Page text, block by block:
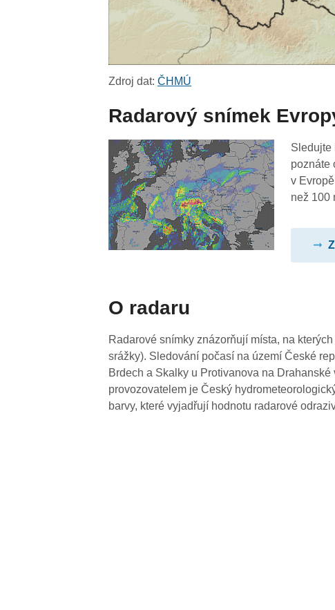
Zdroj dat:ČHMÚ
Radarový snímek
Sledujte
poznáte
v
než 100
O radaru
Radarové snímky znázorňují místa, na
srážky). Sledování počasí na území České
Brdech a Skalky u Protivanova na
provozovatelem je Český
barvy, které vyjadřují hodnotu radarové